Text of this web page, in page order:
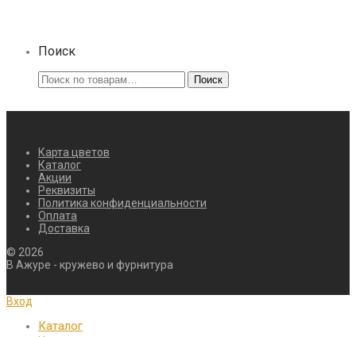
Поиск
Искать: Поиск
Карта цветов
Каталог
Акции
Реквизиты
Политика конфиденциальности
Оплата
Доставка
© 2026
В Ажуре - кружево и фурнитура
Вход
Каталог